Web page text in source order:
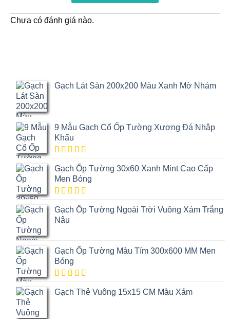
5
Chưa có đánh giá nào.
Gạch Lát Sàn 200x200 Màu Xanh Mờ Nhám
9 Mẫu Gạch Cổ Ốp Tường Xương Đá Nhập
Khẩu
trên
5 dựa trên
đánh giá
Gạch Ốp Tường 30x60 Xanh Mint Cao Cấp
Men Bóng
trên
5 dựa trên
đánh giá
Gạch Ốp Tường Ngoài Trời Vuông Xám Trắng
Nâu
Gạch Ốp Tường Màu Tím 300x600 MM Men
Bóng
5 dựa trên
Gạch Thẻ Vuông 15x15 CM Màu Xám